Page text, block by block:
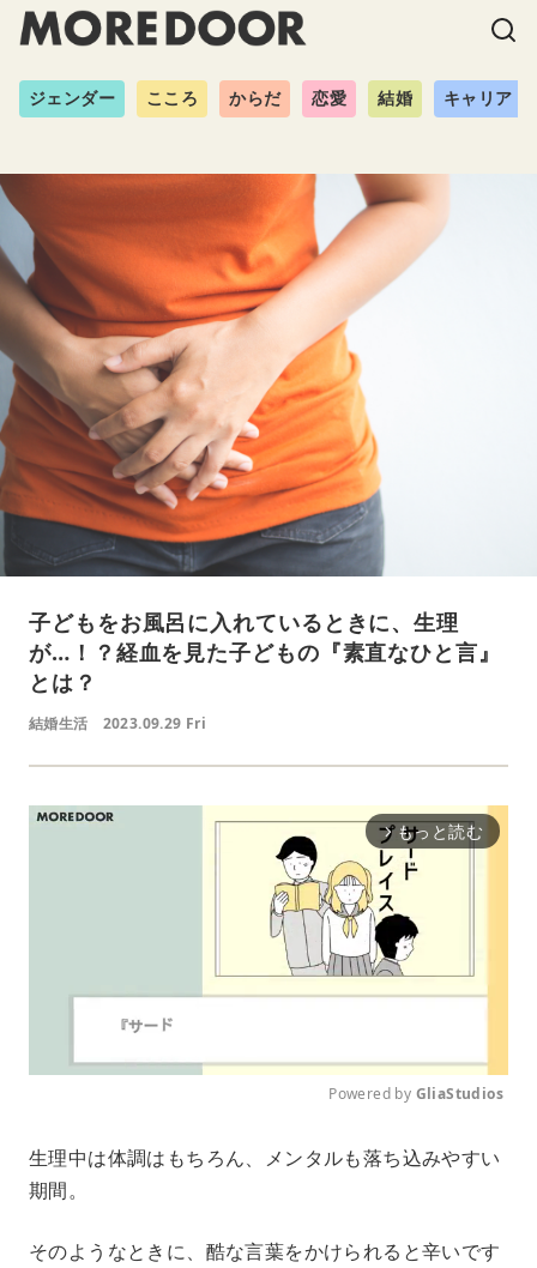
ジェンダー こころ からだ 恋愛 結婚 キャリア
子どもをお風呂に入れているときに、生理
が…！？経血を見た子どもの『素直なひと言』
とは？
結婚生活 2023.09.29 Fri
arrow_forward_ios もっと読む
u
Powered by GliaStudios
生理中は体調はもちろん、メンタルも落ち込みやすい
期間。
そのようなときに、酷な言葉をかけられると辛いです